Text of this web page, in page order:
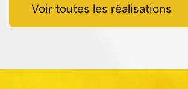
Voir toutes les réalisations